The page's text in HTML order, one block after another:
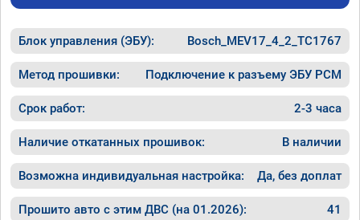
Блок управления (ЭБУ): Bosch_MEV17_4_2_TC1767
Метод прошивки: Подключение к разъему ЭБУ PCM
Срок работ: 2-3 часа
Наличие откатанных прошивок: В наличии
Возможна индивидуальная настройка: Да, без доплат
Прошито авто с этим ДВС (на 01.2026): 41